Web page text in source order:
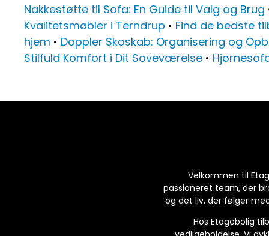
Nakkestøtte til Sofa: En Guide til Valg og Brug
Kvalitetsmøbler i Terndrup • Find de bedste
hjem • Doppler Skoskab: Organisering og
Stilfuld Komfort i Dit Soveværelse •
Velkommen til
passioneret team, der
og det liv, der følger
Hos Etagebolig